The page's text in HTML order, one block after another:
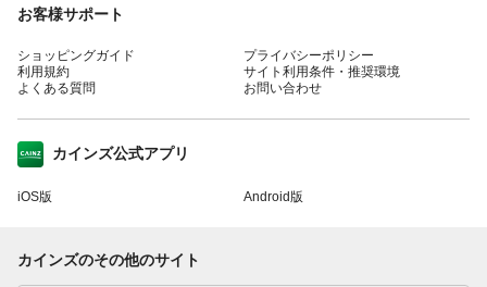
お客様サポート
ショッピングガイド
利用規約
よくある質問
プライバシーポリシー
サイト利用条件・推奨環境
お問い合わせ
カインズ公式アプリ
iOS版 Android版
カインズのその他のサイト